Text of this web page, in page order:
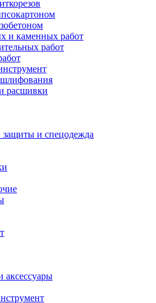
и каменных работ
работ
расшивки
защиты и спецодежда
аксессуары